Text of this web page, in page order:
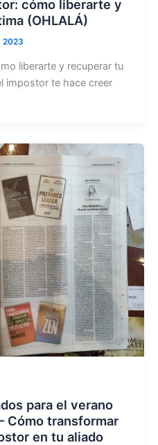
cómo liberarte y
(OHLALÁ)
2023
liberarte y recuperar tu
impostor te hace creer
para el verano
Cómo transformar
en tu aliado